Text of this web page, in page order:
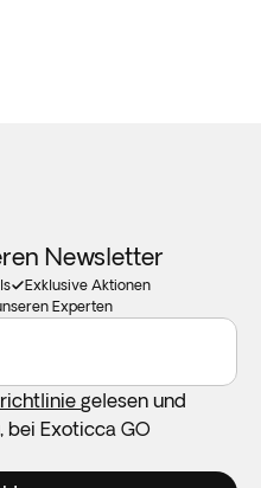
Newsletter
Exklusive Aktionen
Experten
gelesen und
bei Exoticca GO